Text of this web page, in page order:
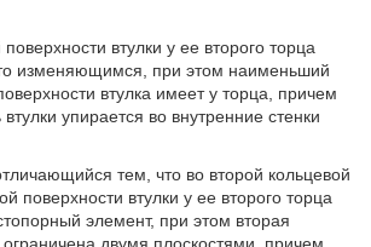
втулки у ее второго торца
изменяющимся, при этом наименьший
втулка имеет у торца, причем
упирается во внутренние стенки
тем, что во второй кольцевой
поверхности втулки у ее второго торца
элемент, при этом вторая